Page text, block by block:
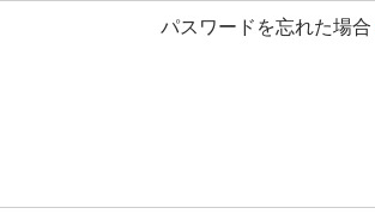
パスワードを忘れた場合